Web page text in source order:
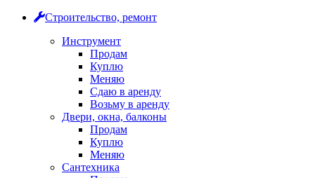
Строительство, ремонт
Инструмент
Продам
Куплю
Меняю
Сдаю в аренду
Возьму в аренду
Двери, окна, балконы
Продам
Куплю
Меняю
Сантехника